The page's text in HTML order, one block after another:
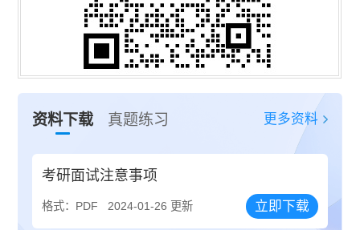
资料下载 真题练习 更多资料
考研面试注意事项
格式：PDF 2024-01-26 更新 立即下载